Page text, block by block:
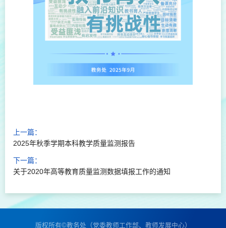
上一篇：
2025年秋季学期本科教学质量监测报告
下一篇：
关于2020年高等教育质量监测数据填报工作的通知
版权所有©教务处（党委教师工作部、教师发展中心）